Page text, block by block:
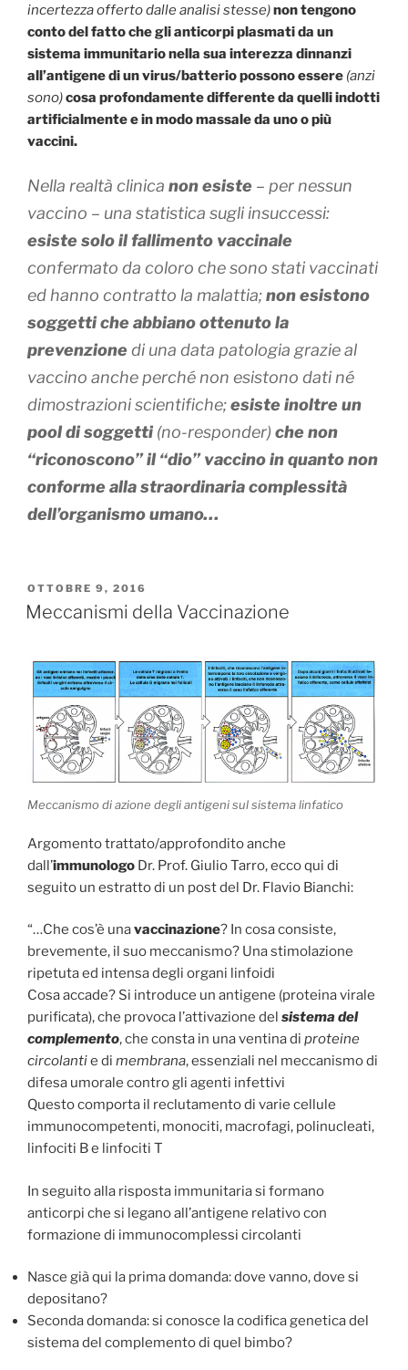
incertezza offerto dalle analisi stesse)non tengono
conto del fatto che gli anticorpi plasmati da un
sistema immunitario nella sua interezza dinnanzi
all’antigene di un virus/batterio possono essere (anzi
sono)cosa profondamente differente da quelli indotti
artificialmente e in modo massale da uno o più
vaccini.
Nella realtà clinica non esiste – per nessun
vaccino – una statistica sugli insuccessi:
esiste solo il fallimento vaccinale
confermato da coloro che sono stati vaccinati
ed hanno contratto la malattia;non esistono
soggetti che abbiano ottenuto la
prevenzionedi una data patologia grazie al
vaccino anche perché non esistono dati né
dimostrazioni scientifiche;esiste inoltre un
pool di soggetti(no-responder) che non
“riconoscono” il “dio” vaccino in quanto non
conforme alla straordinaria complessità
dell’organismo umano…
PUBBLICATO
IL
OTTOBRE 9, 2016
Meccanismi della Vaccinazione
Meccanismo di azione degli antigeni sul sistema linfatico
Argomento trattato/approfondito anche
dall’immunologo Dr. Prof. Giulio Tarro, ecco qui di
seguito un estratto di un post del Dr. Flavio Bianchi:
“…Che cos’è unavaccinazione? In cosa consiste,
brevemente, il suo meccanismo? Una stimolazione
ripetuta ed intensa degli organi linfoidi
Cosa accade? Si introduce un antigene (proteina virale
purificata), che provoca l’attivazione del sistema del
complemento, che consta in una ventina di proteine
circolantie di membrana, essenziali nel meccanismo di
difesa umorale contro gli agenti infettivi
Questo comporta il reclutamento di varie cellule
immunocompetenti, monociti, macrofagi, polinucleati,
linfociti B e linfociti T
In seguito alla risposta immunitaria si formano
anticorpi che si legano all’antigene relativo con
formazione di immunocomplessi circolanti
Nasce già qui la prima domanda: dove vanno, dove si
depositano?
Seconda domanda: si conosce la codifica genetica del
sistema del complemento di quel bimbo?